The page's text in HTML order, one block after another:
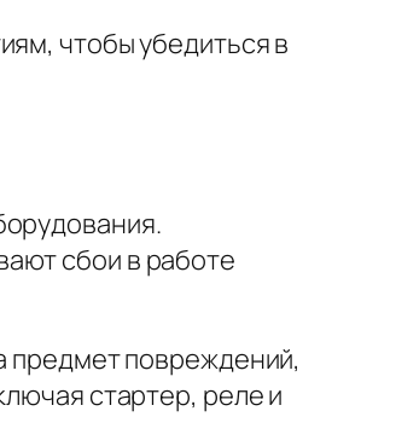
чтобы убедиться в
сбои в работе
предмет повреждений,
стартер, реле и